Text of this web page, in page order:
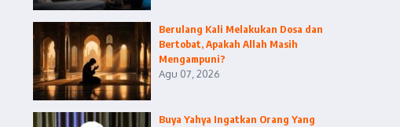
Berulang Kali Melakukan Dosa dan
Bertobat, Apakah Allah Masih
Mengampuni?
Agu 07, 2026
Buya Yahya Ingatkan Orang Yang